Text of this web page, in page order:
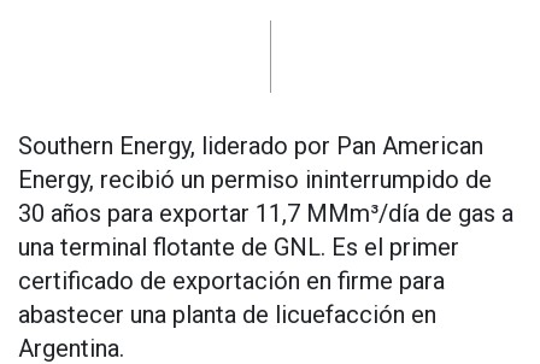
Southern Energy, liderado por Pan American
Energy, recibió un permiso ininterrumpido de
30 años para exportar 11,7 MMm³/día de gas a
una terminal flotante de GNL. Es el primer
certificado de exportación en firme para
abastecer una planta de licuefacción en
Argentina.